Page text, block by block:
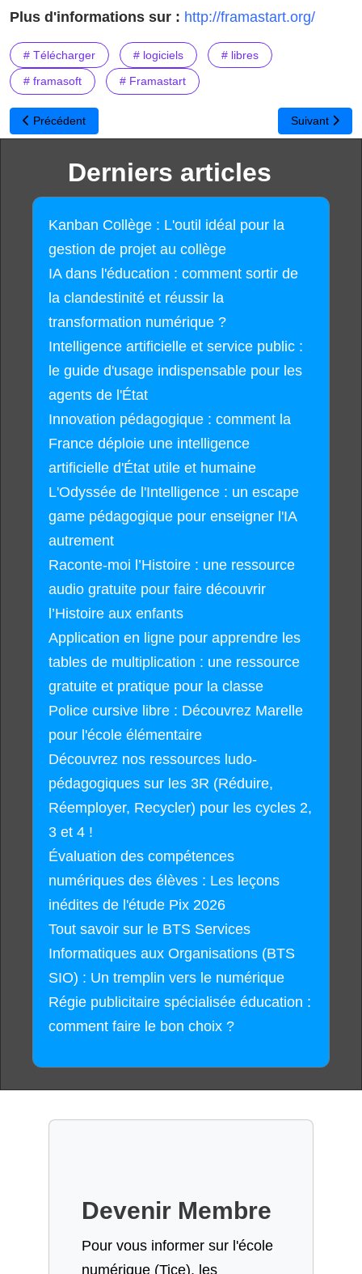
Plus d'informations sur : http://framastart.org/
# Télécharger # logiciels # libres
# framasoft # Framastart
Article précédent : Audacity un logiciel libre, gratuit et multi-
Précédent Article
Suivant
Derniers articles
Kanban Collège : L'outil idéal pour la
gestion de projet au collège
IA dans l'éducation : comment sortir de
la clandestinité et réussir la
transformation numérique ?
Intelligence artificielle et service public :
le guide d'usage indispensable pour les
agents de l'État
Innovation pédagogique : comment la
France déploie une intelligence
artificielle d'État utile et humaine
L'Odyssée de l'Intelligence : un escape
game pédagogique pour enseigner l'IA
autrement
Raconte-moi l’Histoire : une ressource
audio gratuite pour faire découvrir
l’Histoire aux enfants
Application en ligne pour apprendre les
tables de multiplication : une ressource
gratuite et pratique pour la classe
Police cursive libre : Découvrez Marelle
pour l'école élémentaire
Découvrez nos ressources ludo-
pédagogiques sur les 3R (Réduire,
Réemployer, Recycler) pour les cycles 2,
3 et 4 !
Évaluation des compétences
numériques des élèves : Les leçons
inédites de l'étude Pix 2026
Tout savoir sur le BTS Services
Informatiques aux Organisations (BTS
SIO) : Un tremplin vers le numérique
Régie publicitaire spécialisée éducation :
comment faire le bon choix ?
Devenir Membre
Pour vous informer sur l'école
numérique (Tice), les